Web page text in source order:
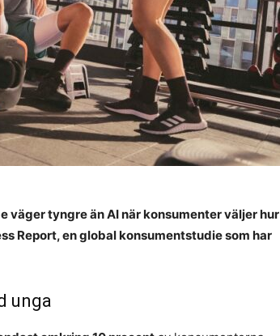
väger tyngre än AI när konsumenter väljer hur
Report, en global konsumentstudie som har
unga